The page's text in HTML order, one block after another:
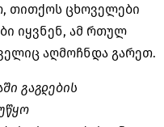
თითქოს ცხოველები
იყვნენ, ამ რთულ
აღმოჩნდა გარეთ.
გაგდების